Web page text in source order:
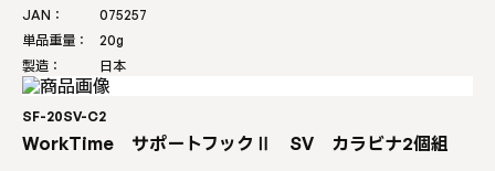
JAN：
075257
単品重量：
20g
製造：
日本
SF-20SV-C2
WorkTime サポートフックⅡ SV カラビナ2個組